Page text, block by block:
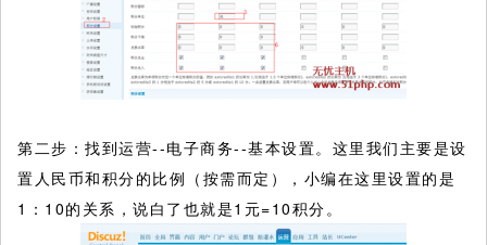
第二步：找到运营--电子商务--基本设置。这里我们主要是设
置人民币和积分的比例（按需而定），小编在这里设置的是
1：10的关系，说白了也就是1元=10积分。